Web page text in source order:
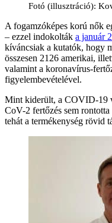
Fotó (illusztráció):
A fogamzóképes korú nők
– ezzel indokolták a január
kíváncsiak a kutatók, hogy
összesen 2126 amerikai,
valamint a koronavírus-
figyelembevételével.
Mint kiderült, a COVID-19
CoV-2 fertőzés sem
tehát a termékenység rövid